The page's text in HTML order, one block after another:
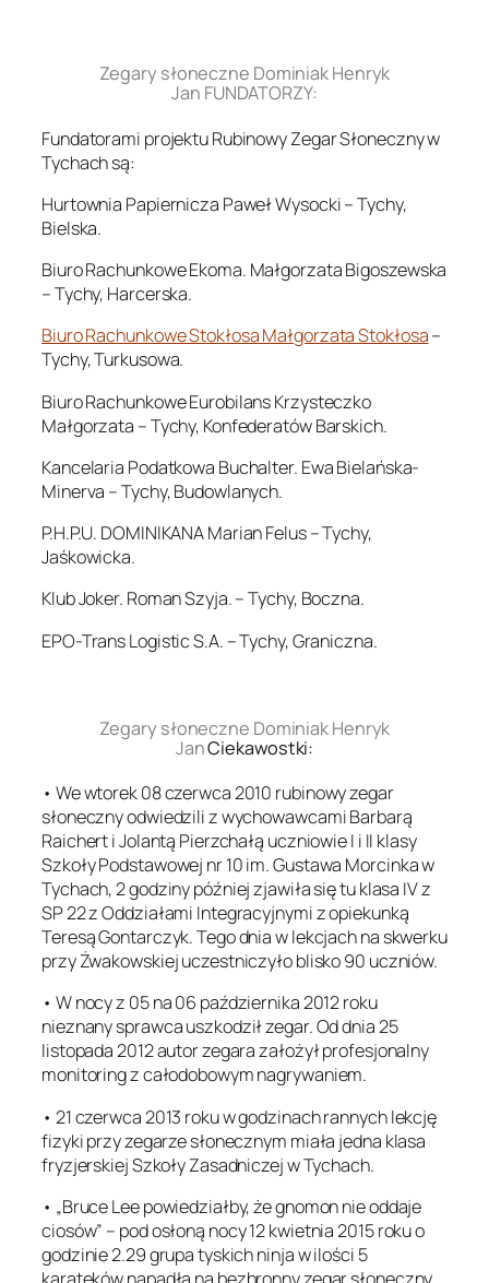
Zegary słoneczne Dominiak Henryk
Jan FUNDATORZY:
Fundatorami projektu Rubinowy Zegar Słoneczny w
Tychach są:
Hurtownia Papiernicza Paweł Wysocki – Tychy,
Bielska.
Biuro Rachunkowe Ekoma. Małgorzata Bigoszewska
– Tychy, Harcerska.
Biuro Rachunkowe Stokłosa Małgorzata Stokłosa–
Tychy, Turkusowa.
Biuro Rachunkowe Eurobilans Krzysteczko
Małgorzata – Tychy, Konfederatów Barskich.
Kancelaria Podatkowa Buchalter. Ewa Bielańska-
Minerva – Tychy, Budowlanych.
P.H.P.U. DOMINIKANA Marian Felus – Tychy,
Jaśkowicka.
Klub Joker. Roman Szyja. – Tychy, Boczna.
EPO-Trans Logistic S.A. – Tychy, Graniczna.
Zegary słoneczne Dominiak Henryk
JanCiekawostki:
• We wtorek 08 czerwca 2010 rubinowy zegar
słoneczny odwiedzili z wychowawcami Barbarą
Raichert i Jolantą Pierzchałą uczniowie I i II klasy
Szkoły Podstawowej nr 10 im. Gustawa Morcinka w
Tychach, 2 godziny później zjawiła się tu klasa IV z
SP 22 z Oddziałami Integracyjnymi z opiekunką
Teresą Gontarczyk. Tego dnia w lekcjach na skwerku
przy Żwakowskiej uczestniczyło blisko 90 uczniów.
• W nocy z 05 na 06 października 2012 roku
nieznany sprawca uszkodził zegar. Od dnia 25
listopada 2012 autor zegara założył profesjonalny
monitoring z całodobowym nagrywaniem.
• 21 czerwca 2013 roku w godzinach rannych lekcję
fizyki przy zegarze słonecznym miała jedna klasa
fryzjerskiej Szkoły Zasadniczej w Tychach.
• „Bruce Lee powiedziałby, że gnomon nie oddaje
ciosów” – pod osłoną nocy 12 kwietnia 2015 roku o
godzinie 2.29 grupa tyskich ninja w ilości 5